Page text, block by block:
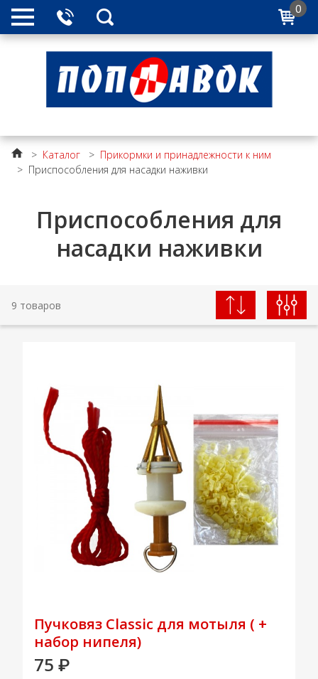
0
> Каталог > Прикормки и принадлежности к ним
> Приспособления для насадки наживки
Приспособления для
насадки наживки
9 товаров
Пучковяз Classic для мотыля ( +
набор нипеля)
75 ₽